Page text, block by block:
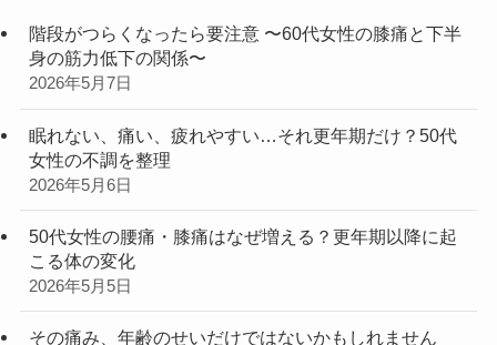
階段がつらくなったら要注意 〜60代女性の膝痛と下半
身の筋力低下の関係〜
2026年5月7日
眠れない、痛い、疲れやすい…それ更年期だけ？50代
女性の不調を整理
2026年5月6日
50代女性の腰痛・膝痛はなぜ増える？更年期以降に起
こる体の変化
2026年5月5日
その痛み、年齢のせいだけではないかもしれません